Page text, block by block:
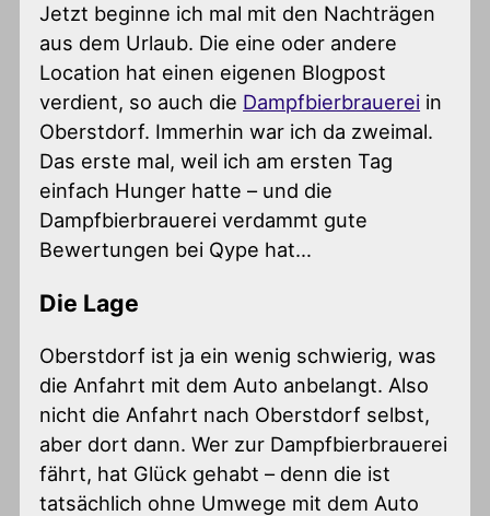
Jetzt beginne ich mal mit den Nachträgen
aus dem Urlaub. Die eine oder andere
Location hat einen eigenen Blogpost
verdient, so auch die Dampfbierbrauerei in
Oberstdorf. Immerhin war ich da zweimal.
Das erste mal, weil ich am ersten Tag
einfach Hunger hatte – und die
Dampfbierbrauerei verdammt gute
Bewertungen bei Qype hat…
Die Lage
Oberstdorf ist ja ein wenig schwierig, was
die Anfahrt mit dem Auto anbelangt. Also
nicht die Anfahrt nach Oberstdorf selbst,
aber dort dann. Wer zur Dampfbierbrauerei
fährt, hat Glück gehabt – denn die ist
tatsächlich ohne Umwege mit dem Auto